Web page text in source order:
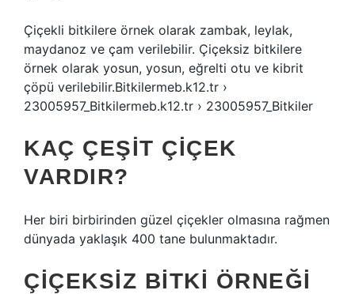
Çiçekli bitkilere örnek olarak zambak, leylak,
maydanoz ve çam verilebilir. Çiçeksiz bitkilere
örnek olarak yosun, yosun, eğrelti otu ve kibrit
çöpü verilebilir.Bitkilermeb.k12.tr ›
23005957_Bitkilermeb.k12.tr › 23005957_Bitkiler
KAÇ ÇEŞIT ÇIÇEK
VARDIR?
Her biri birbirinden güzel çiçekler olmasına rağmen
dünyada yaklaşık 400 tane bulunmaktadır.
ÇIÇEKSIZ BITKI ÖRNEĞI